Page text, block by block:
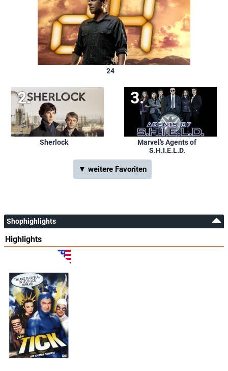
24
Sherlock
Marvel's Agents of
S.H.I.E.L.D.
▼ weitere Favoriten
Shophighlights
Highlights